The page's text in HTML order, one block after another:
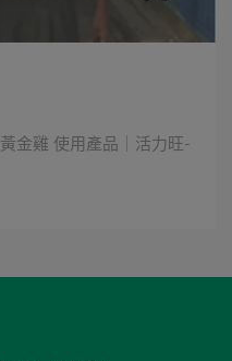
金雞 使用產品｜活力旺-